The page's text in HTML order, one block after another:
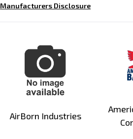
Manufacturers Disclosure
AirBorn Industries